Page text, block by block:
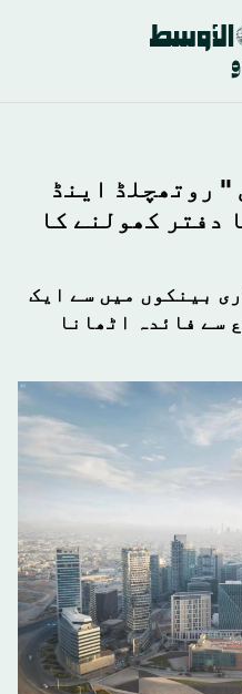
" روتھچلڈ اینڈ
دفتر کھولنے کا
بینکوں میں سے ایک
سے فائدہ اٹھانا